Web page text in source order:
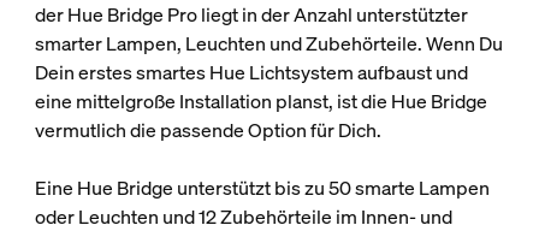
der Hue Bridge Pro liegt in der Anzahl unterstützter
smarter Lampen, Leuchten und Zubehörteile. Wenn Du
Dein erstes smartes Hue Lichtsystem aufbaust und
eine mittelgroße Installation planst, ist die Hue Bridge
vermutlich die passende Option für Dich.
Eine Hue Bridge unterstützt bis zu 50 smarte Lampen
oder Leuchten und 12 Zubehörteile im Innen- und